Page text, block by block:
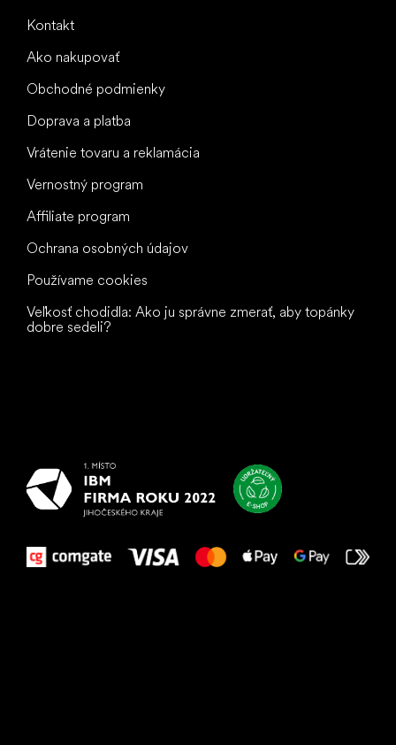
Kontakt
Ako nakupovať
Obchodné podmienky
Doprava a platba
Vrátenie tovaru a reklamácia
Vernostný program
Affiliate program
Ochrana osobných údajov
Používame cookies
Veľkosť chodidla: Ako ju správne zmerať, aby topánky
dobre sedeli?